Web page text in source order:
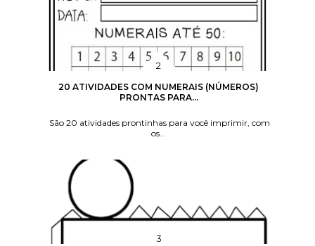
20 ATIVIDADES COM NUMERAIS (NÚMEROS)
PRONTAS PARA...
São 20 atividades prontinhas para você imprimir, com
os...